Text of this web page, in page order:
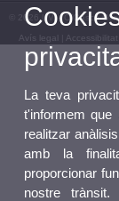
© 2026 UV. - C/Gascó
Avís legal Accessibilitat
La teva
t'informem
realitzar
amb la
proporcionar
nostre